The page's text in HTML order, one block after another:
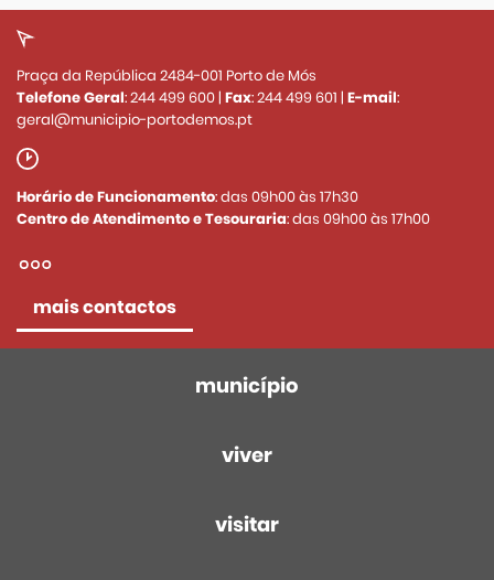
Praça da República 2484-001 Porto de Mós
Telefone Geral:244 499 600| Fax:244 499 601 | E-mail:
geral@municipio-portodemos.pt
Horário de Funcionamento: das 09h00 às 17h30
Centro de Atendimento e Tesouraria: das 09h00 às 17h00
mais contactos
município
viver
visitar